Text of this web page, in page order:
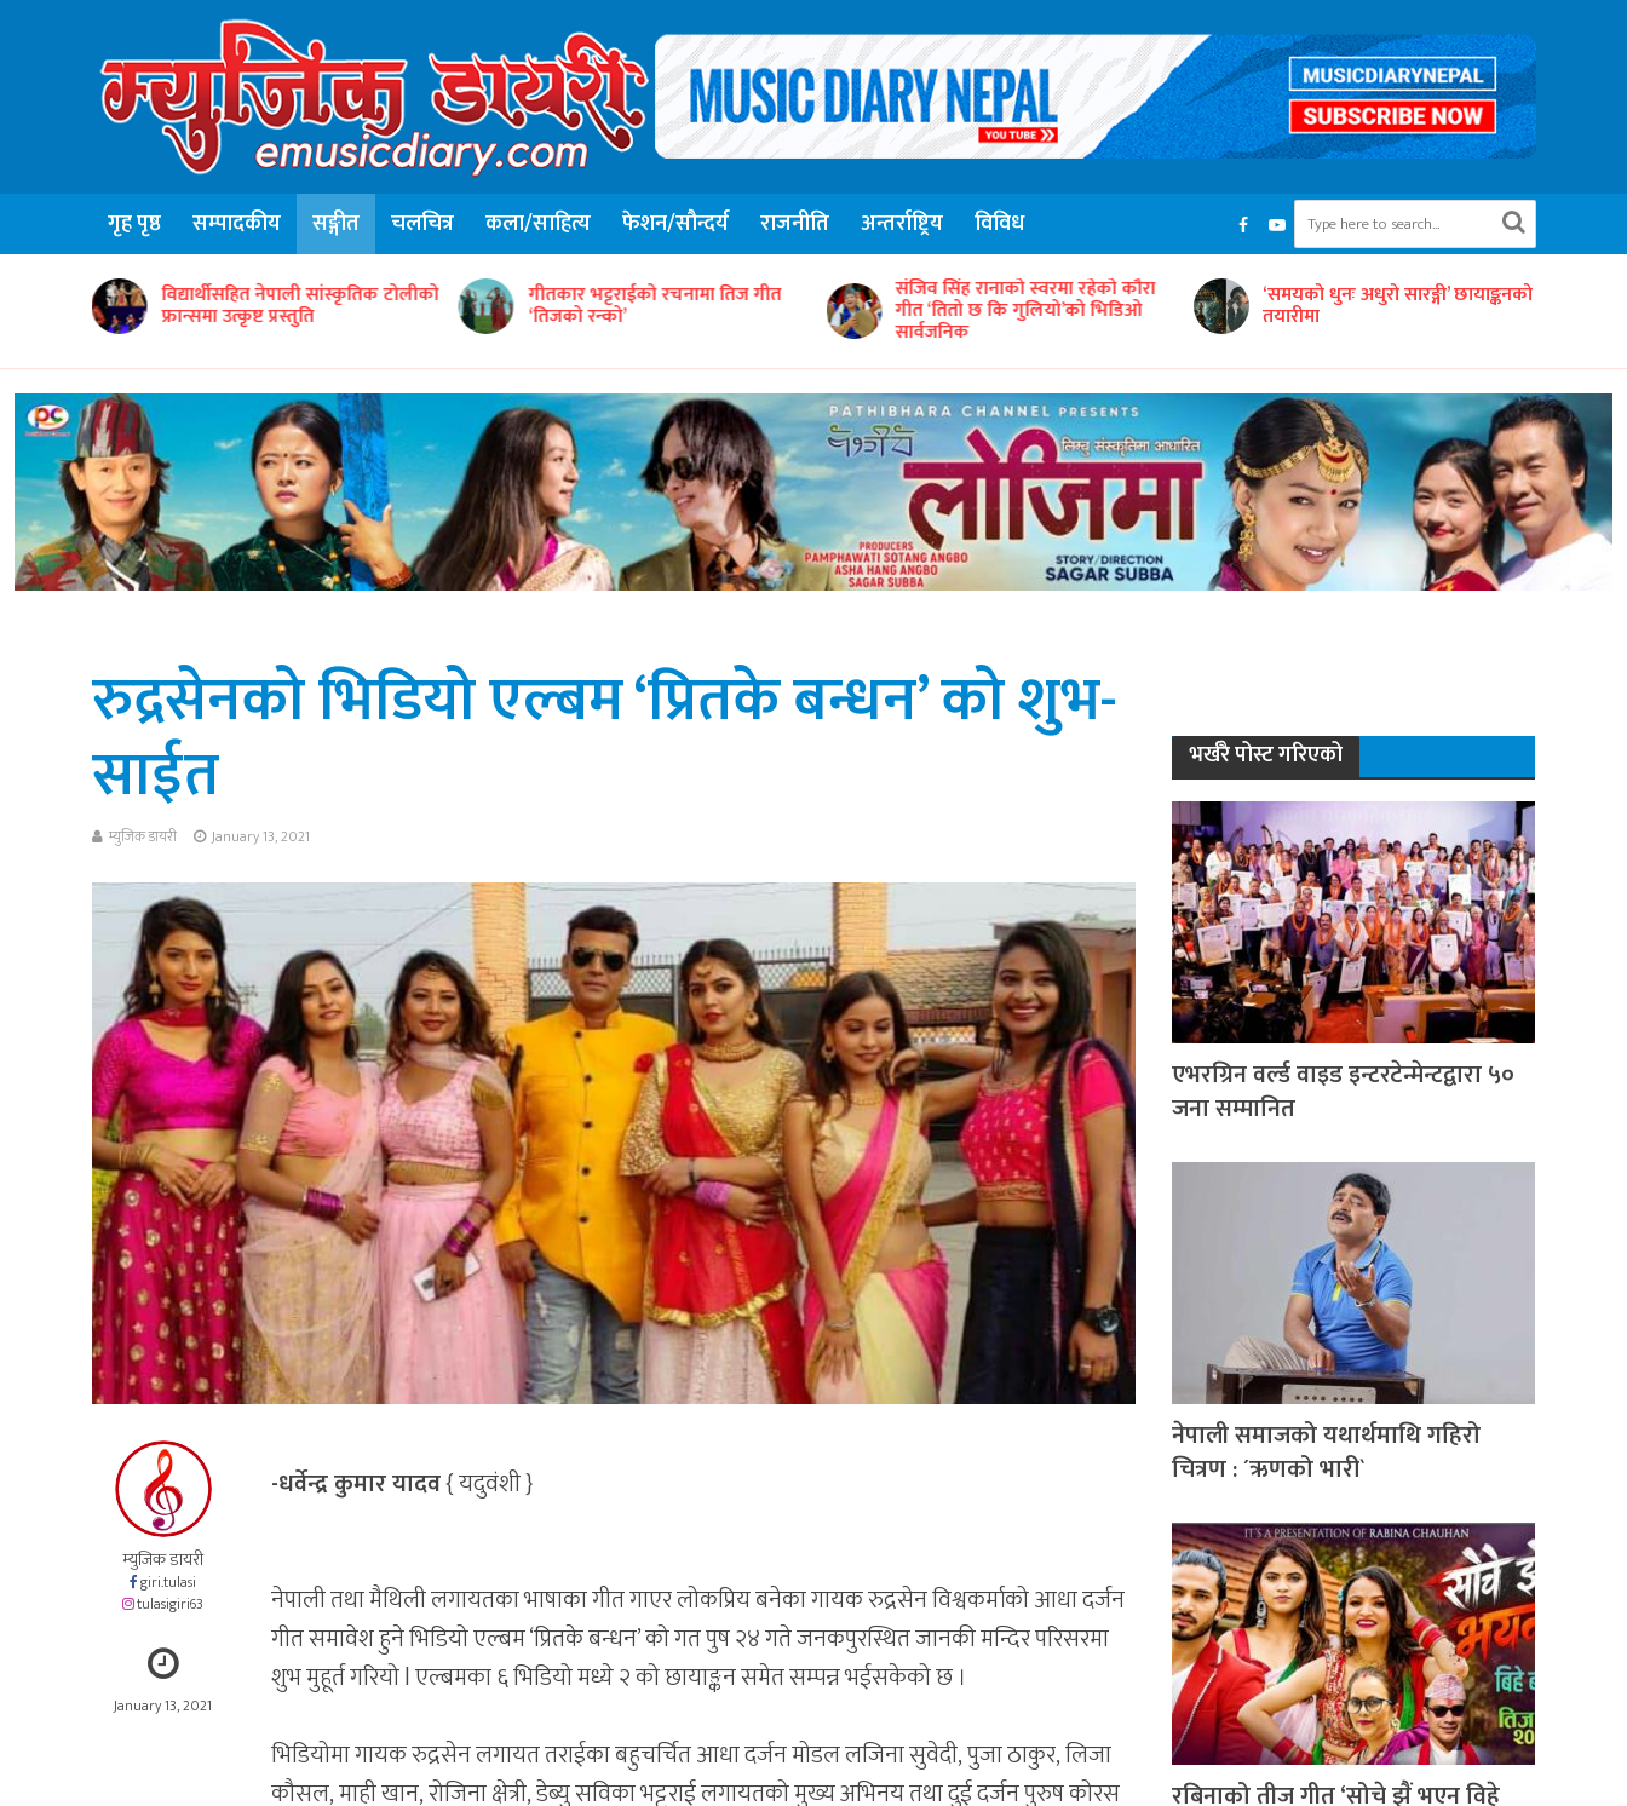
गृह पृष्ठ सम्पादकीय सङ्गीत चलचित्र कला/साहित्य फेशन/सौन्दर्य राजनीति अन्तर्राष्ट्रिय विविध
विद्यार्थीसहित नेपाली सांस्कृतिक टोलीको
फ्रान्समा उत्कृष्ट प्रस्तुति
गीतकार भट्टराईको रचनामा तिज गीत
‘तिजको रन्को’
संजिव सिंह रानाको स्वरमा रहेको कौरा
गीत ‘तितो छ कि गुलियो’को भिडिओ
सार्वजनिक
‘समयको धुनः अधुरो सारङ्गी’ छायाङ्कनको
तयारीमा
रुद्रसेनको भिडियो एल्बम ‘प्रितके बन्धन’ को शुभ-
साईत
म्युजिक डायरी January 13, 2021
म्युजिक डायरी
giri.tulasi
tulasigiri63
January 13, 2021
-धर्वेन्द्र कुमार यादव{ यदुवंशी }
नेपाली तथा मैथिली लगायतका भाषाका गीत गाएर लोकप्रिय बनेका गायक रुद्रसेन विश्वकर्माको आधा दर्जन
गीत समावेश हुने भिडियो एल्बम ‘प्रितके बन्धन’ को गत पुष २४ गते जनकपुरस्थित जानकी मन्दिर परिसरमा
शुभ मुहूर्त गरियो l एल्बमका ६ भिडियो मध्ये २ को छायाङ्कन समेत सम्पन्न भईसकेको छ ।
भिडियोमा गायक रुद्रसेन लगायत तराईका बहुचर्चित आधा दर्जन मोडल लजिना सुवेदी, पुजा ठाकुर, लिजा
कौसल, माही खान, रोजिना क्षेत्री, डेब्यु सविका भट्टराई लगायतको मुख्य अभिनय तथा दुई दर्जन पुरुष कोरस
भर्खरै पोस्ट गरिएको
एभरग्रिन वर्ल्ड वाइड इन्टरटेन्मेन्टद्वारा ५०
जना सम्मानित
नेपाली समाजको यथार्थमाथि गहिरो
चित्रण : ´ऋणको भारी`
रबिनाको तीज गीत ‘सोचे झैं भएन विहे